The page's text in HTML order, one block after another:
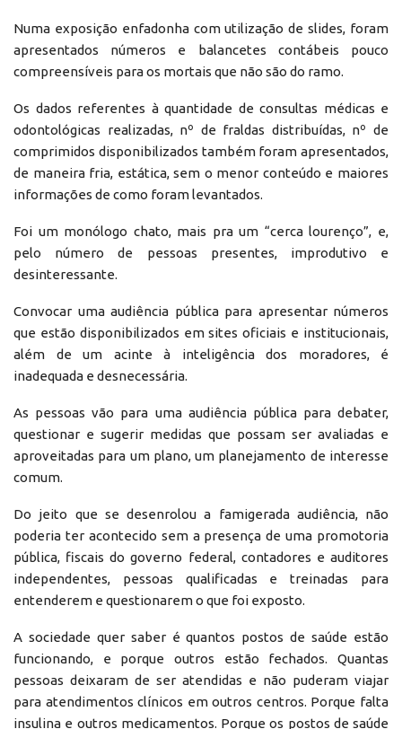
Numa exposição enfadonha com utilização de slides, foram
apresentados números e balancetes contábeis pouco
compreensíveis para os mortais que não são do ramo.
Os dados referentes à quantidade de consultas médicas e
odontológicas realizadas, nº de fraldas distribuídas, nº de
comprimidos disponibilizados também foram apresentados,
de maneira fria, estática, sem o menor conteúdo e maiores
informações de como foram levantados.
Foi um monólogo chato, mais pra um “cerca lourenço”, e,
pelo número de pessoas presentes, improdutivo e
desinteressante.
Convocar uma audiência pública para apresentar números
que estão disponibilizados em sites oficiais e institucionais,
além de um acinte à inteligência dos moradores, é
inadequada e desnecessária.
As pessoas vão para uma audiência pública para debater,
questionar e sugerir medidas que possam ser avaliadas e
aproveitadas para um plano, um planejamento de interesse
comum.
Do jeito que se desenrolou a famigerada audiência, não
poderia ter acontecido sem a presença de uma promotoria
pública, fiscais do governo federal, contadores e auditores
independentes, pessoas qualificadas e treinadas para
entenderem e questionarem o que foi exposto.
A sociedade quer saber é quantos postos de saúde estão
funcionando, e porque outros estão fechados. Quantas
pessoas deixaram de ser atendidas e não puderam viajar
para atendimentos clínicos em outros centros. Porque falta
insulina e outros medicamentos. Porque os postos de saúde